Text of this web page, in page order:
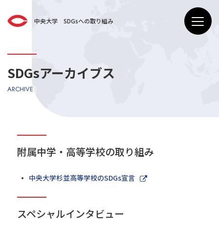
中央大学 SDGsへの取り組み
SDGsアーカイブス
ARCHIVE
附属中学・高等学校の取り組み
中央大学杉並高等学校のSDGs宣言
スペシャルインタビュー